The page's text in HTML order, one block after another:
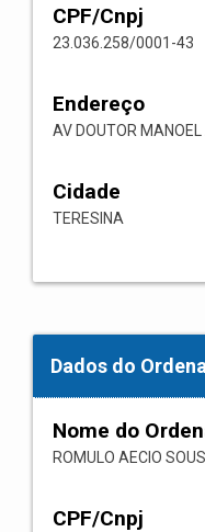
CPF/Cnpj
23.036.258/0001-43
Endereço
AV DOUTOR
Cidade
TERESINA
Dados do
Nome do
ROMULO AECIO
CPF/Cnpj